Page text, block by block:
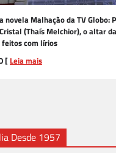
novela Malhação da TV Globo:
(Thaís Melchior), o altar
com lírios
[Leia mais
Desde 1957